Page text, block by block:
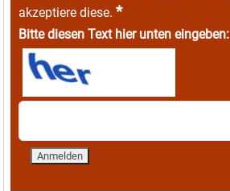
akzeptiere diese. *
Bitte diesen Text hier unten eingeben: